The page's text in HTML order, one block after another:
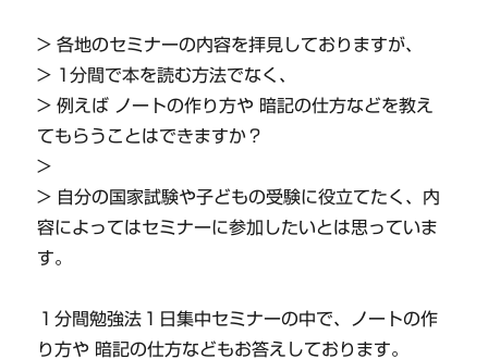
> 各地のセミナーの内容を拝見しておりますが、
> 1分間で本を読む方法でなく、
> 例えば ノートの作り方や 暗記の仕方などを教え
てもらうことはできますか？
>
> 自分の国家試験や子どもの受験に役立てたく、内
容によってはセミナーに参加したいとは思っていま
す。
１分間勉強法１日集中セミナーの中で、ノートの作
り方や 暗記の仕方などもお答えしております。